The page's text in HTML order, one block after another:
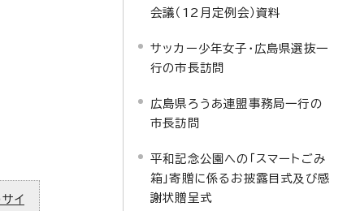
イ
会議（12月定例会）資料
サッカー少年女子・広島県選抜一
行の市長訪問
広島県ろうあ連盟事務局一行の
市長訪問
平和記念公園への「スマートごみ
箱」寄贈に係るお披露目式及び感
謝状贈呈式